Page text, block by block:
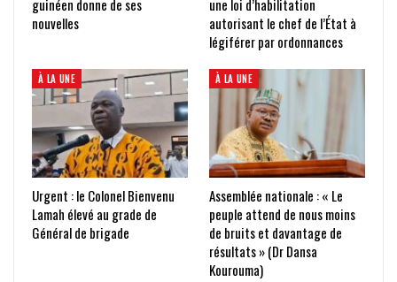
guinéen donne de ses
nouvelles
une loi d’habilitation
autorisant le chef de l’État à
légiférer par ordonnances
À LA UNE
Urgent : le Colonel Bienvenu
Lamah élevé au grade de
Général de brigade
À LA UNE
Assemblée nationale : « Le
peuple attend de nous moins
de bruits et davantage de
résultats » (Dr Dansa
Kourouma)